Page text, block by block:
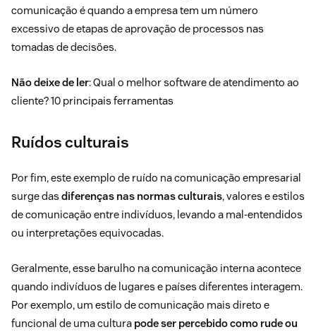
comunicação é quando a empresa tem um número
excessivo de etapas de aprovação de processos nas
tomadas de decisões.
Não deixe de ler:Qual o melhor software de atendimento ao
cliente? 10 principais ferramentas
Ruídos culturais
Por fim, este exemplo de ruído na comunicação empresarial
surge das diferenças nas normas culturais, valores e estilos
de comunicação entre indivíduos, levando a mal-entendidos
ou interpretações equivocadas.
Geralmente, esse barulho na comunicação interna acontece
quando indivíduos de lugares e países diferentes interagem.
Por exemplo, um estilo de comunicação mais direto e
funcional de uma cultura pode ser percebido como rude ou